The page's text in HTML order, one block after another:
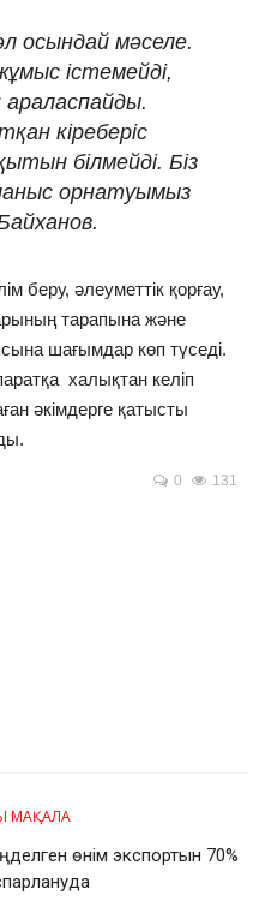
осындай мәселе.
істемейді,
кіреберіс
білмейді. Біз
орнатуымыз
беру, әлеуметтік қорғау,
тарапына және
шағымдар көп түседі.
халықтан келіп
әкімдерге қатысты
0 131
МАҚАЛА
өнім экспортын 70%